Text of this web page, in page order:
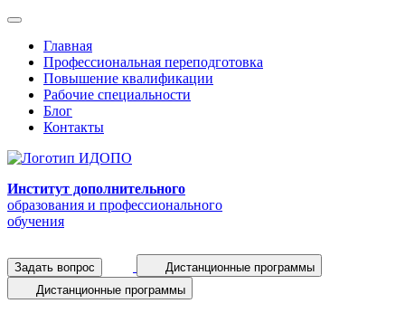
Главная
Профессиональная переподготовка
Повышение квалификации
Рабочие специальности
Блог
Контакты
Институт дополнительного
образования и профессионального
обучения
Задать вопрос
Дистанционные программы
Дистанционные программы